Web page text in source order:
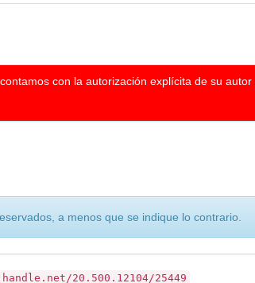
con la autorización explícita de su
a menos que se indique lo contrario.
20.500.12104/25449